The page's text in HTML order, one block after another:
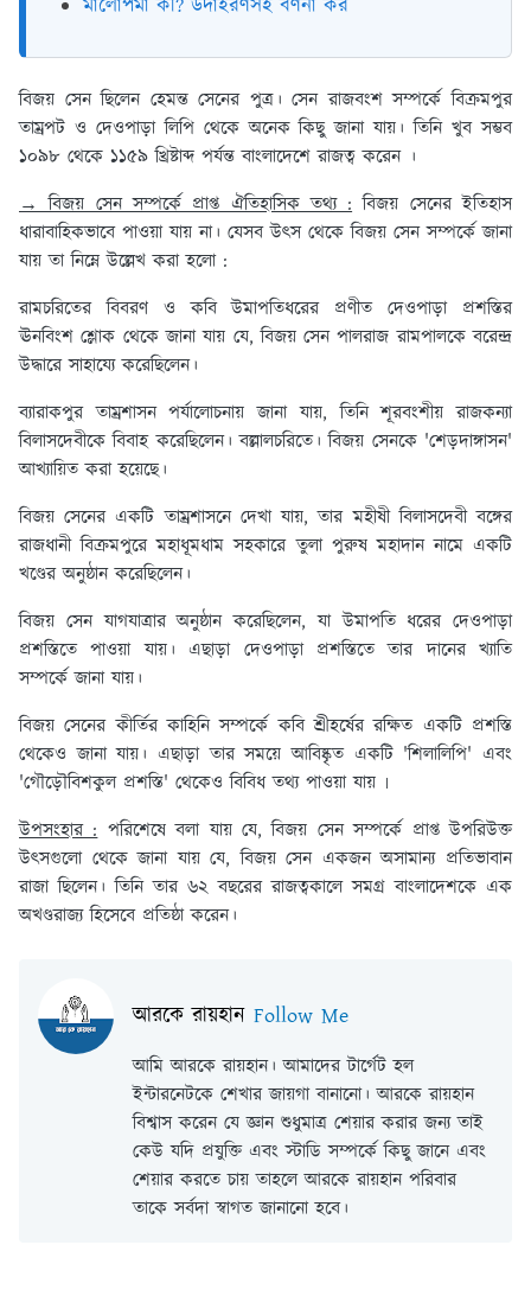
মালোপমা কী? উদাহরণসহ বর্ণনা কর
বিজয় সেন ছিলেন হেমন্ত সেনের পুত্র। সেন রাজবংশ সম্পর্কে বিক্রমপুর
তাম্রপট ও দেওপাড়া লিপি থেকে অনেক কিছু জানা যায়। তিনি খুব সম্ভব
১০৯৮ থেকে ১১৫৯ খ্রিষ্টাব্দ পর্যন্ত বাংলাদেশে রাজত্ব করেন ।
→ বিজয় সেন সম্পর্কে প্রাপ্ত ঐতিহাসিক তথ্য : বিজয় সেনের ইতিহাস
ধারাবাহিকভাবে পাওয়া যায় না। যেসব উৎস থেকে বিজয় সেন সম্পর্কে জানা
যায় তা নিম্নে উল্লেখ করা হলো :
রামচরিতের বিবরণ ও কবি উমাপতিধরের প্রণীত দেওপাড়া প্রশস্তির
ঊনবিংশ শ্লোক থেকে জানা যায় যে, বিজয় সেন পালরাজ রামপালকে বরেন্দ্র
উদ্ধারে সাহায্যে করেছিলেন।
ব্যারাকপুর তাম্রশাসন পর্যালোচনায় জানা যায়, তিনি শূরবংশীয় রাজকন্যা
বিলাসদেবীকে বিবাহ করেছিলেন। বল্লালচরিতে। বিজয় সেনকে 'শেড়দাঙ্গাসন'
আখ্যায়িত করা হয়েছে।
বিজয় সেনের একটি তাম্রশাসনে দেখা যায়, তার মহীষী বিলাসদেবী বঙ্গের
রাজধানী বিক্রমপুরে মহাধূমধাম সহকারে তুলা পুরুষ মহাদান নামে একটি
খণ্ডের অনুষ্ঠান করেছিলেন।
বিজয় সেন যাগযাত্রার অনুষ্ঠান করেছিলেন, যা উমাপতি ধরের দেওপাড়া
প্রশস্তিতে পাওয়া যায়। এছাড়া দেওপাড়া প্রশস্তিতে তার দানের খ্যাতি
সম্পর্কে জানা যায়।
বিজয় সেনের কীর্তির কাহিনি সম্পর্কে কবি শ্রীহর্ষের রক্ষিত একটি প্রশস্তি
থেকেও জানা যায়। এছাড়া তার সময়ে আবিষ্কৃত একটি 'শিলালিপি' এবং
'গৌড়ৌবিশকুল প্রশস্তি' থেকেও বিবিধ তথ্য পাওয়া যায় ৷
উপসংহার :পরিশেষে বলা যায় যে, বিজয় সেন সম্পর্কে প্রাপ্ত উপরিউক্ত
উৎসগুলো থেকে জানা যায় যে, বিজয় সেন একজন অসামান্য প্রতিভাবান
রাজা ছিলেন। তিনি তার ৬২ বছরের রাজত্বকালে সমগ্র বাংলাদেশকে এক
অখণ্ডরাজ্য হিসেবে প্রতিষ্ঠা করেন।
আরকে রায়হান Follow Me
আমি আরকে রায়হান। আমাদের টার্গেট হল
ইন্টারনেটকে শেখার জায়গা বানানো। আরকে রায়হান
বিশ্বাস করেন যে জ্ঞান শুধুমাত্র শেয়ার করার জন্য তাই
কেউ যদি প্রযুক্তি এবং স্টাডি সম্পর্কে কিছু জানে এবং
শেয়ার করতে চায় তাহলে আরকে রায়হান পরিবার
তাকে সর্বদা স্বাগত জানানো হবে।